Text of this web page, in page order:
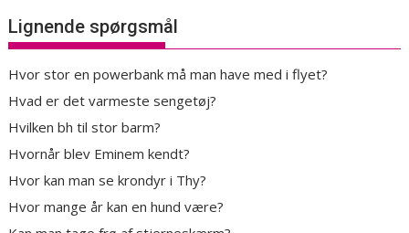
Lignende spørgsmål
Hvor stor en powerbank må man have med i flyet?
Hvad er det varmeste sengetøj?
Hvilken bh til stor barm?
Hvornår blev Eminem kendt?
Hvor kan man se krondyr i Thy?
Hvor mange år kan en hund være?